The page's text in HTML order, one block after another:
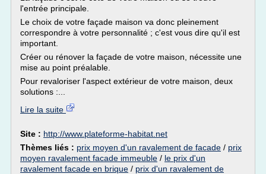
l'entrée principale.
Le choix de votre façade maison va donc pleinement
correspondre à votre personnalité ; c'est vous dire qu'il est
important.
Créer ou rénover la façade de votre maison, nécessite une
mise au point préalable.
Pour revaloriser l'aspect extérieur de votre maison, deux
solutions :...
Lire la suite
Site : http://www.plateforme-habitat.net
Thèmes liés : prix moyen d'un ravalement de facade / prix
moyen ravalement facade immeuble / le prix d'un
ravalement facade en brique / prix d'un ravalement de